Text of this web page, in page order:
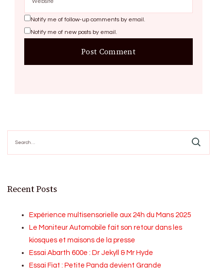
Notify me of follow-up comments by email.
Notify me of new posts by email.
for:
Recent Posts
Expérience multisensorielle aux 24h du Mans 2025
Le Moniteur Automobile fait son retour dans les
kiosques et maisons de la presse
Essai Abarth 600e : Dr Jekyll & Mr Hyde
Essai Fiat : Petite Panda devient Grande